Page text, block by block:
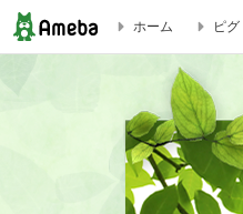
無痛（麻酔科）の部屋ー勉
ホーム ピグ